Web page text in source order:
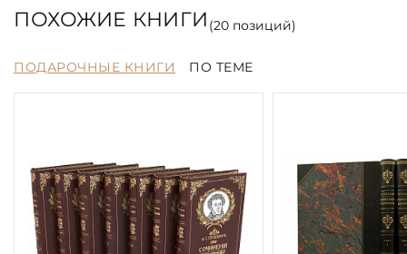
ПОХОЖИЕ КНИГИ (20позиций)
ПОДАРОЧНЫЕ КНИГИ ПО ТЕМЕ